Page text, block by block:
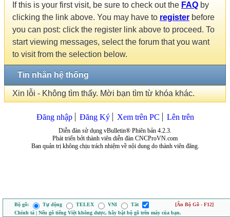
If this is your first visit, be sure to check out the FAQ by
clicking the link above. You may have to register before
you can post: click the register link above to proceed. To
start viewing messages, select the forum that you want
to visit from the selection below.
Tin nhắn hệ thống
Xin lỗi - Không tìm thấy. Mời bạn tìm từ khóa khác.
Đăng nhập Đăng Ký Xem trên PC Lên trên
Diễn đàn sử dụng vBulletin® Phiên bản 4.2.3.
Phát triển bởi thành viên diễn đàn CNCProVN.com
Ban quản trị không chịu trách nhiệm về nội dung do thành viên đăng.
Bộ gõ: Tự động TELEX VNI Tắt
[Ẩn Bộ Gõ - F12]
Chính tả | Nếu gõ tiếng Việt không được, hãy bật bộ gõ trên máy của bạn.